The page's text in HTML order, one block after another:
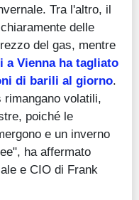
Tra l'altro, il
delle
del gas, mentre
a Vienna ha tagliato
di barili al giorno.
rimangano volatili,
poiché le
e un inverno
ha affermato
e CIO di Frank